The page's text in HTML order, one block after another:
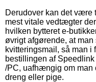
Derudover kan det være
mest vitale vedtægter
hvilken bytteret e-
øvrigt afgørende, at
kvitteringsmail, så man i
bestillingen af
/PC, uafhængig om man
dreng eller pige.